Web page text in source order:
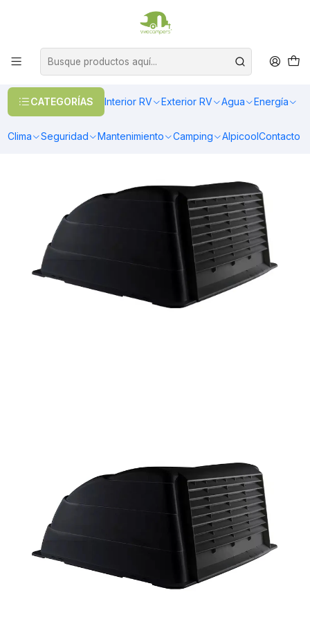
CATEGORÍAS Interior RV Exterior RV Agua Energía
Clima Seguridad Mantenimiento Camping AlpicoolContacto
OFERTAS EN CALEFACCIÓN DIESEL
Cubre claraboya negro 14"x14"